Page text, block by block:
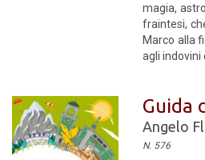
magia,
fraintesi,
Marco alla
agli indovini
Guida
Angelo
N. 576